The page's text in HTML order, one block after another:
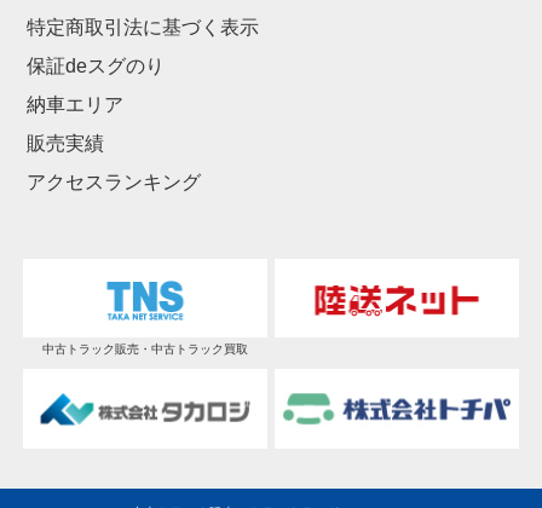
特定商取引法に基づく表示
保証deスグのり
納車エリア
販売実績
アクセスランキング
中古トラック販売・中古トラック買取